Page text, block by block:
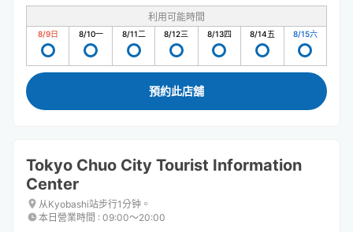
利用可能時間
8/9日 8/10一 8/11二 8/12三 8/13四 8/14五 8/15六
預約此店舖
Tokyo Chuo City Tourist Information
Center
从Kyobashi站步行1分钟。
本日營業時間 : 09:00〜20:00